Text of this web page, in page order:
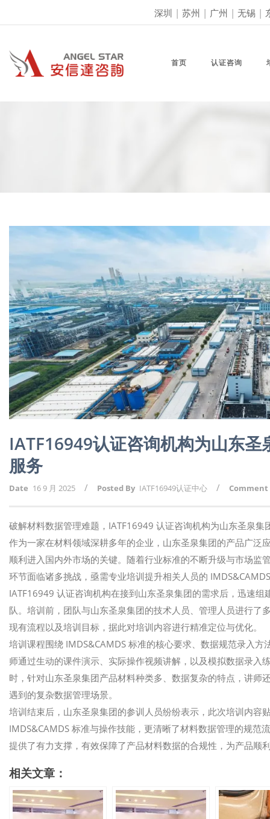
深圳 | 苏州 | 广州 | 无锡 |
首页 认证咨询
IATF16949认证咨询机构为山东
服务
Date 16 9 月 2025 / Posted By IATF16949认证中心 / Comment
破解材料数据管理难题，IATF16949 认证咨询机构为山东圣泉集
作为一家在材料领域深耕多年的企业，山东圣泉集团的产品广
顺利进入国内外市场的关键。随着行业标准的不断升级与市场
环节面临诸多挑战，亟需专业培训提升相关人员的
IATF16949 认证咨询机构在接到山东圣泉集团的需求后，迅速
队。培训前，团队与山东圣泉集团的技术人员、管理人员进行
现有流程以及培训目标，据此对培训内容进行精准定位与优化。​
培训课程围绕 IMDS&CAMDS 标准的核心要求、数据规范录入
师通过生动的课件演示、实际操作视频讲解，以及模拟数据录入
时，针对山东圣泉集团产品材料种类多、数据复杂的特点，讲
遇到的复杂数据管理场景。​
培训结束后，山东圣泉集团的参训人员纷纷表示，此次培训内容
IMDS&CAMDS 标准与操作技能，更清晰了材料数据管理的规
提供了有力支撑，有效保障了产品材料数据的合规性，为产品顺
相关文章：